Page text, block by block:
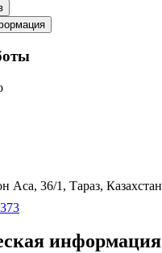
Аса, 36/1, Тараз, Казахстан
информация